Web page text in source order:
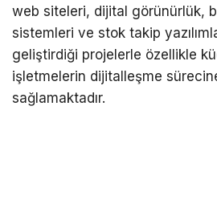
web siteleri, dijital görünürlük,
sistemleri ve stok takip
geliştirdiği projelerle özellikle
işletmelerin dijitalleşme
sağlamaktadır.